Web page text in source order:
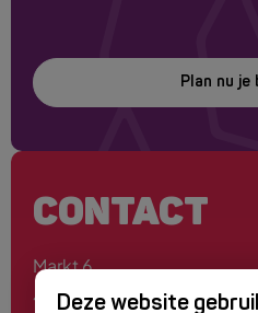
Deze website
Plan nu je
CONTACT
Markt 6
4701 PE Roosendaal